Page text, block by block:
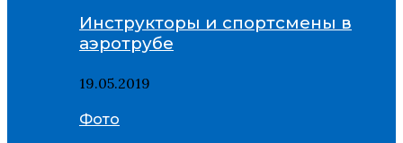
Инструкторы и спортсмены в
аэротрубе
19.05.2019
Фото